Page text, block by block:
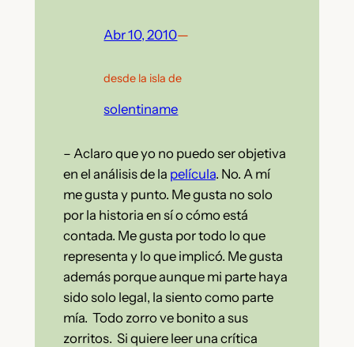
Abr 10, 2010—
desde la isla de
solentiname
– Aclaro que yo no puedo ser objetiva
en el análisis de la película. No. A mí
me gusta y punto. Me gusta no solo
por la historia en sí o cómo está
contada. Me gusta por todo lo que
representa y lo que implicó. Me gusta
además porque aunque mi parte haya
sido solo legal, la siento como parte
mía. Todo zorro ve bonito a sus
zorritos. Si quiere leer una crítica